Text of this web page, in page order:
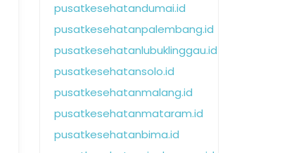
pusatkesehatandumai.id
pusatkesehatanpalembang.id
pusatkesehatanlubuklinggau.id
pusatkesehatansolo.id
pusatkesehatanmalang.id
pusatkesehatanmataram.id
pusatkesehatanbima.id